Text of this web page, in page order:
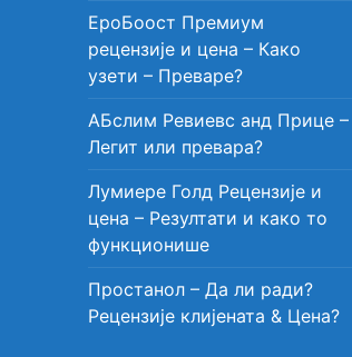
ЕроБоост Премиум
рецензије и цена – Како
узети – Преваре?
АБслим Ревиевс анд Прице –
Легит или превара?
Лумиере Голд Рецензије и
цена – Резултати и како то
функционише
Простанол – Да ли ради?
Рецензије клијената & Цена?